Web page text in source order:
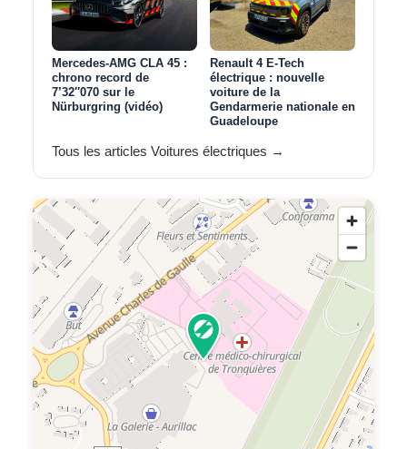
Mercedes-AMG CLA 45 :
chrono record de
7’32″070 sur le
Nürburgring (vidéo)
Renault 4 E-Tech
électrique : nouvelle
voiture de la
Gendarmerie nationale en
Guadeloupe
Tous les articles Voitures électriques →